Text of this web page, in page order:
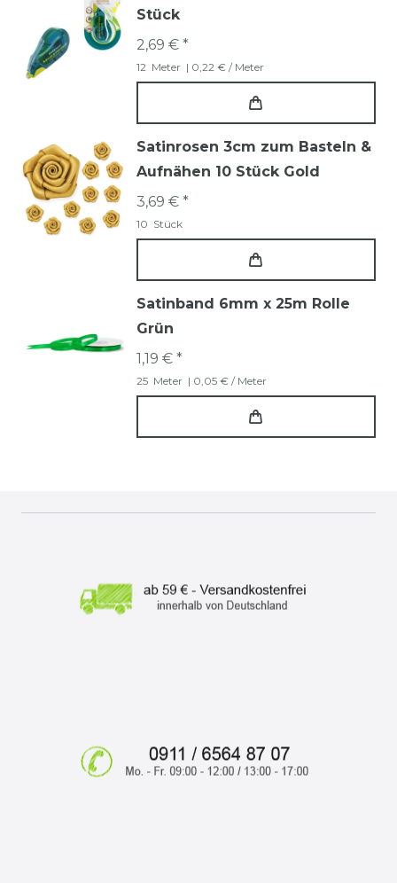
Stück
2,69 € *
12 Meter | 0,22 € / Meter
Satinrosen 3cm zum Basteln &
Aufnähen 10 Stück Gold
3,69 € *
10 Stück
Satinband 6mm x 25m Rolle
Grün
1,19 € *
25 Meter | 0,05 € / Meter